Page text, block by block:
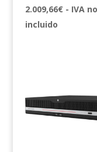
2.009,66€ - IVA no
incluido